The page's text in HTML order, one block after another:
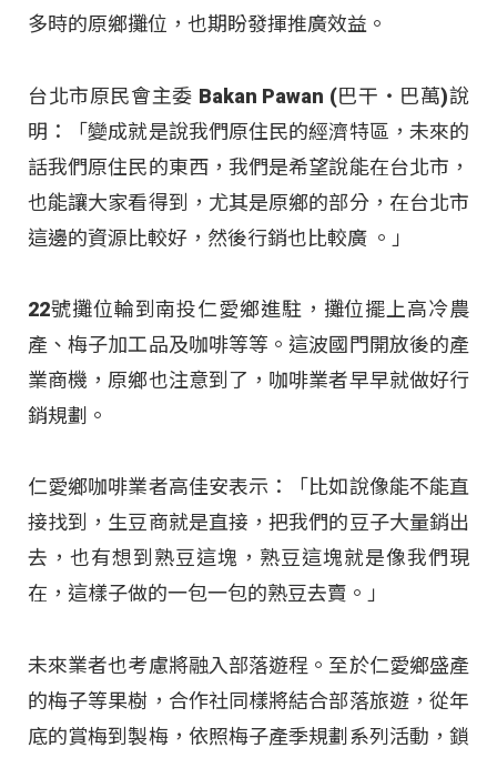
多時的原鄉攤位，也期盼發揮推廣效益。
台北市原民會主委 Bakan Pawan (巴干‧巴萬)說
明：「變成就是說我們原住民的經濟特區，未來的
話我們原住民的東西，我們是希望說能在台北市，
也能讓大家看得到，尤其是原鄉的部分，在台北市
這邊的資源比較好，然後行銷也比較廣 。」
22號攤位輪到南投仁愛鄉進駐，攤位擺上高冷農
產、梅子加工品及咖啡等等。這波國門開放後的產
業商機，原鄉也注意到了，咖啡業者早早就做好行
銷規劃。
仁愛鄉咖啡業者高佳安表示：「比如說像能不能直
接找到，生豆商就是直接，把我們的豆子大量銷出
去，也有想到熟豆這塊，熟豆這塊就是像我們現
在，這樣子做的一包一包的熟豆去賣。」
未來業者也考慮將融入部落遊程。至於仁愛鄉盛產
的梅子等果樹，合作社同樣將結合部落旅遊，從年
底的賞梅到製梅，依照梅子產季規劃系列活動，鎖